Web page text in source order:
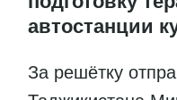
автостанции
За решётку